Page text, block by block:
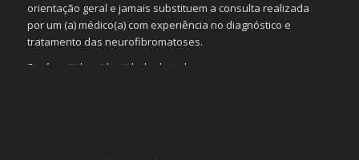
orientação geral e jamais substituem a consulta realizada
por um (a) médico(a) com experiência no diagnóstico e
tratamento das neurofibromatoses.
Será omitida a identidade de todas as pessoas que